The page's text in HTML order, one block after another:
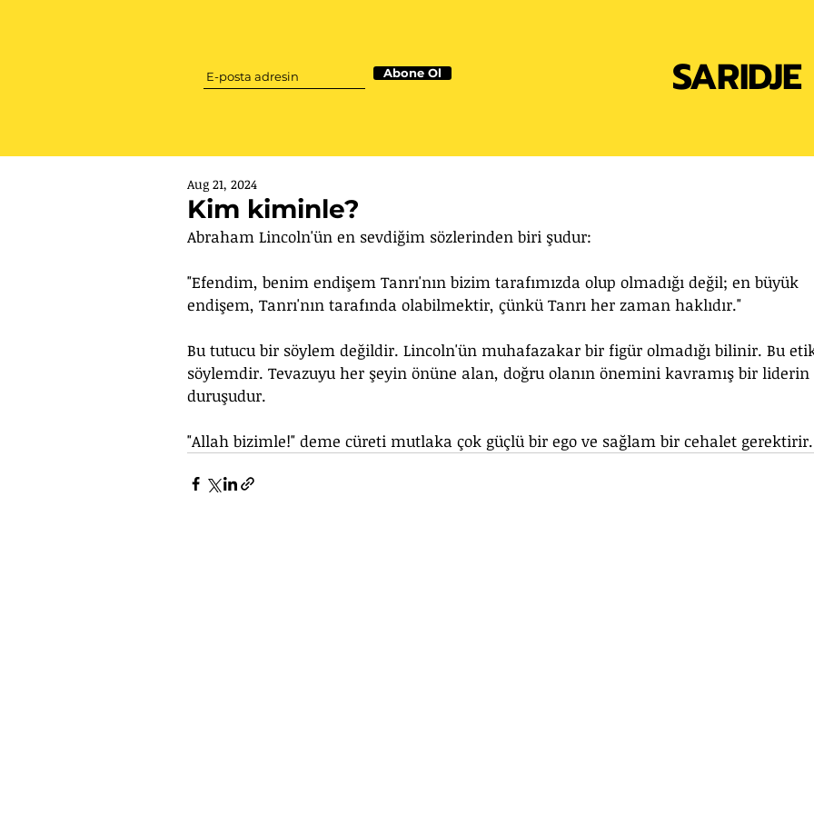
Abone Ol SARIDJE
Kim kiminle?
Aug 21, 2024
Abraham Lincoln'ün en sevdiğim sözlerinden biri şudur:
"Efendim, benim endişem Tanrı'nın bizim tarafımızda olup olmadığı değil; en büyük
endişem, Tanrı'nın tarafında olabilmektir, çünkü Tanrı her zaman haklıdır."
Bu tutucu bir söylem değildir. Lincoln'ün muhafazakar bir figür olmadığı bilinir. Bu
söylemdir. Tevazuyu her şeyin önüne alan, doğru olanın önemini kavramış bir liderin
duruşudur.
"Allah bizimle!" deme cüreti mutlaka çok güçlü bir ego ve sağlam bir cehalet gerektirir.